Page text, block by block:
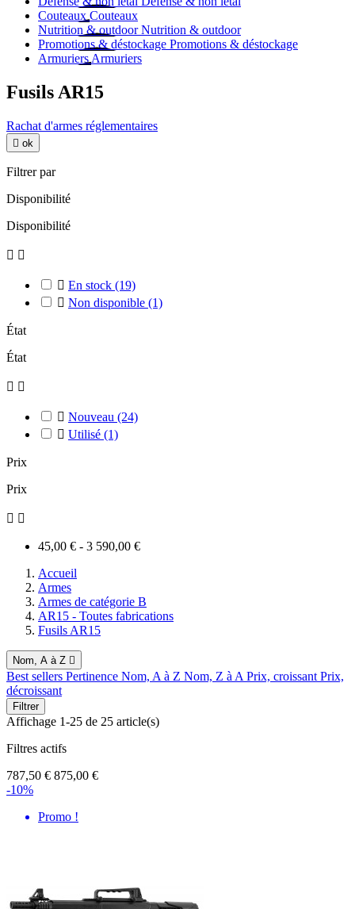
Couteaux Couteaux
Nutrition & outdoor Nutrition & outdoor
Promotions & déstockage Promotions & déstockage
Armuriers Armuriers
Fusils AR15
Rachat d'armes réglementaires
 ok
Filtrer par
Disponibilité
Disponibilité
 
 En stock (19)
 Non disponible (1)
État
État
 
 Nouveau (24)
 Utilisé (1)
Prix
Prix
 
45,00 € - 3 590,00 €
Accueil
Armes
Armes de catégorie B
AR15 - Toutes fabrications
Fusils AR15
Nom, A à Z 
Best sellers Pertinence Nom, A à Z Nom, Z à A Prix, croissant Prix,
décroissant
Filtrer
Affichage 1-25 de 25 article(s)
Filtres actifs
787,50 € 875,00 €
-10%
Promo !